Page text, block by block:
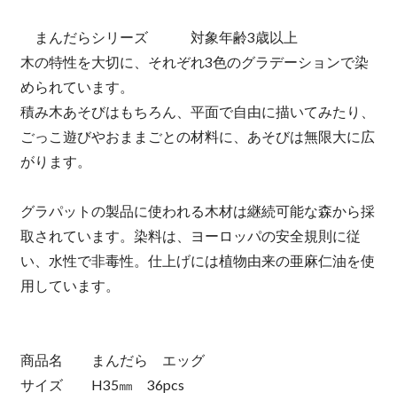
まんだらシリーズ 対象年齢3歳以上
木の特性を大切に、それぞれ3色のグラデーションで染
められています。
積み木あそびはもちろん、平面で自由に描いてみたり、
ごっこ遊びやおままごとの材料に、あそびは無限大に広
がります。
グラパットの製品に使われる木材は継続可能な森から採
取されています。染料は、ヨーロッパの安全規則に従
い、水性で非毒性。仕上げには植物由来の亜麻仁油を使
用しています。
商品名 まんだら エッグ
サイズ H35㎜ 36pcs